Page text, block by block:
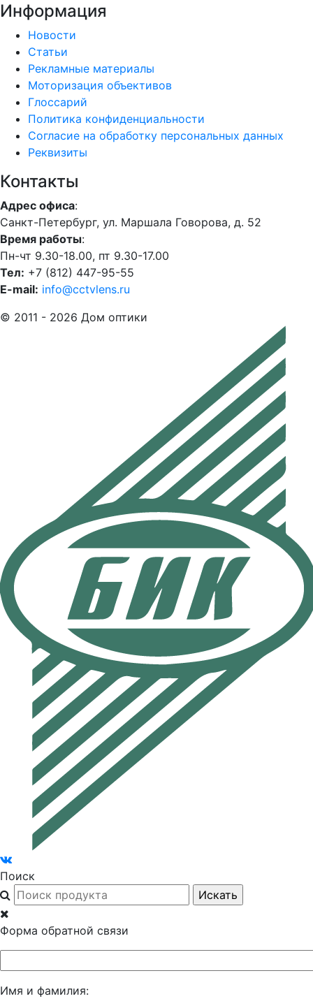
Информация
Новости
Статьи
Рекламные материалы
Моторизация объективов
Глоссарий
Политика конфиденциальности
Согласие на обработку персональных данных
Реквизиты
Контакты
Адрес офиса:
Санкт-Петербург, ул. Маршала Говорова, д. 52
Время работы:
Пн-чт 9.30-18.00, пт 9.30-17.00
Тел: +7 (812) 447-95-55
E-mail: info@cctvlens.ru
© 2011 - 2026 Дом оптики
Поиск
Форма обратной связи
Имя и фамилия: